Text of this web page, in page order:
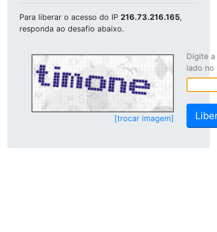
Para liberar o acesso do IP 216.73.216.165,
responda ao desafio abaixo.
[trocar imagem]
Digite
lado no